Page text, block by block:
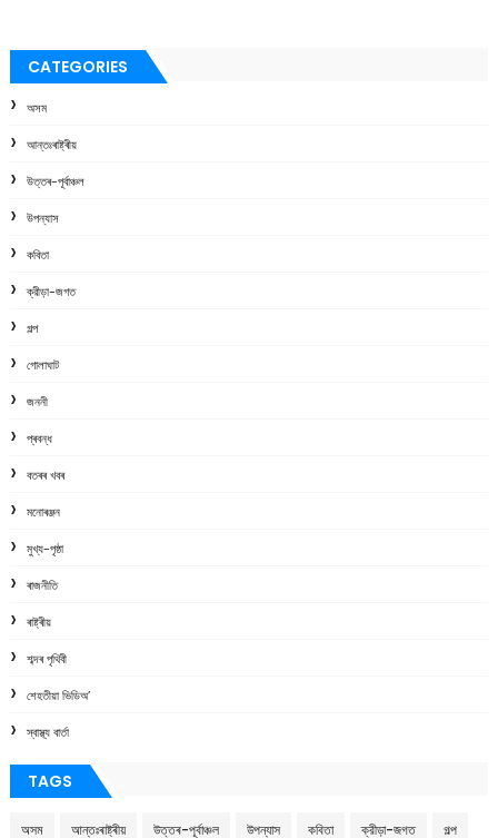
CATEGORIES
অসম
আন্তঃৰাষ্ট্ৰীয়
উত্তৰ-পূৰ্বাঞ্চল
উপন্যাস
কবিতা
ক্রীড়া-জগত
গল্প
গোলাঘাট
জননী
প্ৰবন্ধ
বতৰৰ খবৰ
মনোৰঞ্জন
মুখ্য-পৃষ্ঠা
ৰাজনীতি
ৰাষ্ট্ৰীয়
শব্দৰ পৃথিবী
শেহতীয়া ভিডিঅ’
স্বাস্থ্য বাৰ্তা
TAGS
অসম আন্তঃৰাষ্ট্ৰীয় উত্তৰ-পূৰ্বাঞ্চল উপন্যাস কবিতা ক্রীড়া-জগত গল্প